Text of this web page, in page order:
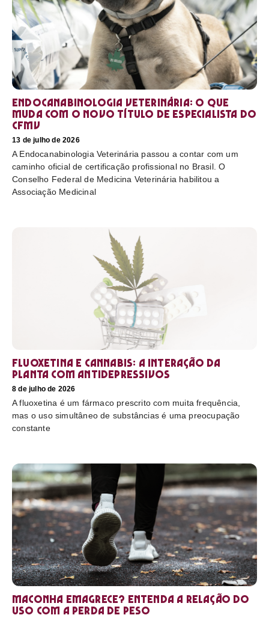
Endocanabinologia Veterinária: o que
muda com o novo título de especialista do
CFMV
13 de julho de 2026
A Endocanabinologia Veterinária passou a contar com um
caminho oficial de certificação profissional no Brasil. O
Conselho Federal de Medicina Veterinária habilitou a
Associação Medicinal
Fluoxetina e Cannabis: a interação da
planta com antidepressivos
8 de julho de 2026
A fluoxetina é um fármaco prescrito com muita frequência,
mas o uso simultâneo de substâncias é uma preocupação
constante
Maconha emagrece? Entenda a relação do
uso com a perda de peso